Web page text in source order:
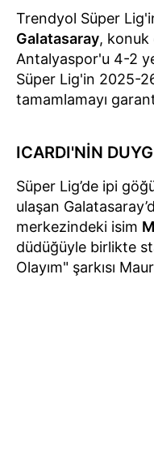
Trendyol Süper
Galatasaray, konuk
Antalyaspor'u 4-2
Süper Lig'in 2025-
tamamlamayı
ICARDI'NİN
Süper Lig’de ipi
ulaşan
merkezindeki isim
düdüğüyle birlikte
Olayım" şarkısı